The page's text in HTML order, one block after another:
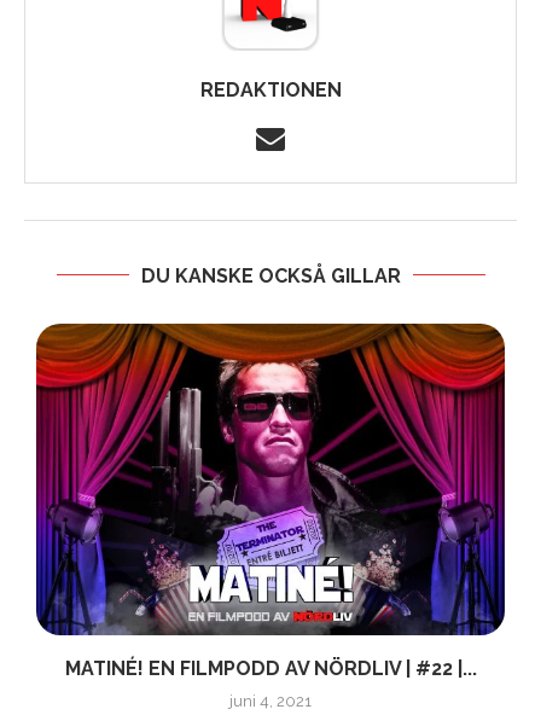
REDAKTIONEN
DU KANSKE OCKSÅ GILLAR
MATINÉ! EN FILMPODD AV NÖRDLIV | #22 |...
juni 4, 2021